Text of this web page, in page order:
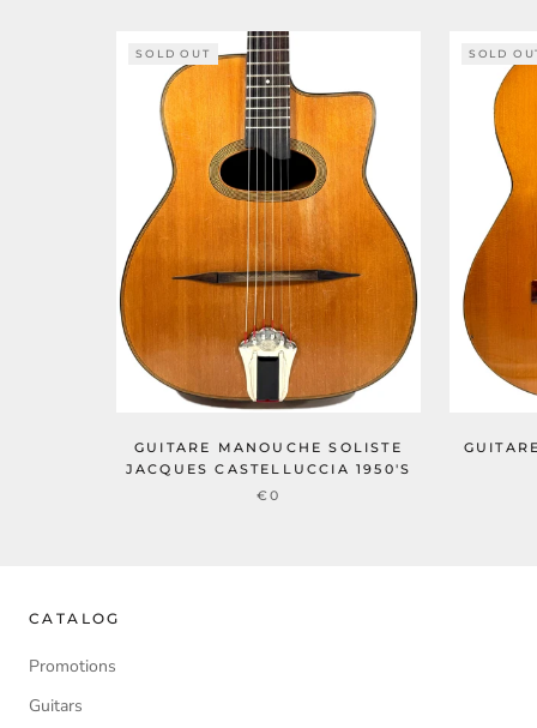
SOLD OUT
GUITARE MANOUCHE SOLISTE
JACQUES CASTELLUCCIA 1950'S
€0
SOLD
CATALOG
Promotions
Guitars